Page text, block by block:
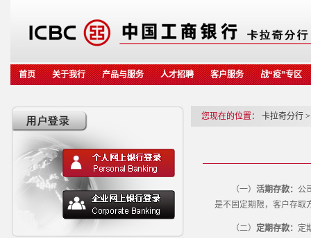
首页 关于我行 产品与服务 人才招聘 客户服务 战“疫”专区
您现在的位置： 卡拉奇分行 >
（一） 活期存款： 公
是不固定期限，客户存取
（二） 定期存款： 定